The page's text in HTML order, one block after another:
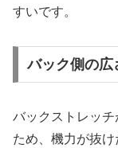
すいです。
バック側の広
バックストレッ
ため、機力が抜